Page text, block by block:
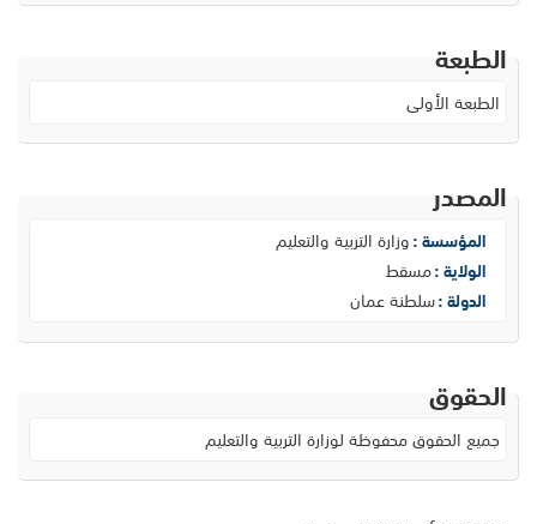
الطبعة
الطبعة الأولى
المصدر
المؤسسة :وزارة التربية والتعليم
الولاية :مسقط
الدولة :سلطنة عمان
الحقوق
جميع الحقوق محفوظة لوزارة التربية والتعليم